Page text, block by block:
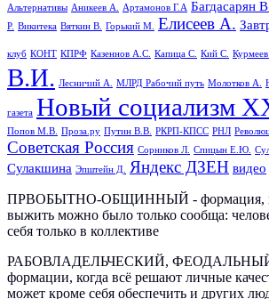
Альтернативы Аникеев А. Артамонов Г.А Багдасарян
Р. Викитека Вяткин В. Горький М. Елисеев А.
клуб КОНТ КПРФ Казеннов А.С. Капица С. Кий С. Курмеев
В.И. Лесничий А. МЛРД Рабочий путь Молотков А.
газета Новый социализм
Попов М.В.
Проза.ру Путин В.В. РКРП-КПСС РНЛ
Советская Россия Сорников Л. Спицын Е.Ю.
Сулакшина Эпштейн Д. Яндекс ДЗЕН видео
ПРВОБЫТНО-ОБЩИННЫЙ - формация,
выжить можно было только сообща:
себя только в коллективе
РАБОВЛАДЕЛЬЧЕСКИЙ,
формации, когда всё решают личные
может кроме себя обеспечить и других